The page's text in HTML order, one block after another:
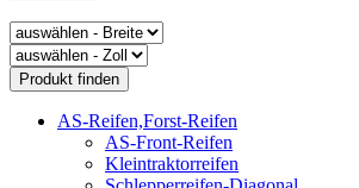
AS-Reifen,Forst-Reifen
AS-Front-Reifen
Kleintraktorreifen